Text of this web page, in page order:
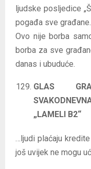
ljudske posljedice
pogađa sve građane.
Ovo nije borba
borba za sve
danas i ubuduće.
GLAS
„LAMELI B2“
…ljudi plaćaju
još uvijek ne mogu